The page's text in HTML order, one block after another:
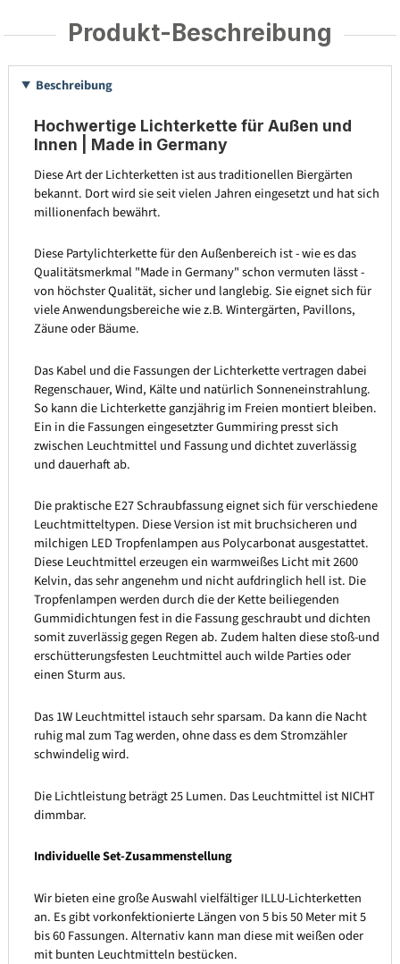
Produkt-Beschreibung
Beschreibung
Hochwertige Lichterkette für Außen und
Innen | Made in Germany
Diese Art der Lichterketten ist aus traditionellen Biergärten
bekannt. Dort wird sie seit vielen Jahren eingesetzt und hat sich
millionenfach bewährt.
Diese Partylichterkette für den Außenbereich ist - wie es das
Qualitätsmerkmal "Made in Germany" schon vermuten lässt -
von höchster Qualität, sicher und langlebig. Sie eignet sich für
viele Anwendungsbereiche wie z.B. Wintergärten, Pavillons,
Zäune oder Bäume.
Das Kabel und die Fassungen der Lichterkette vertragen dabei
Regenschauer, Wind, Kälte und natürlich Sonneneinstrahlung.
So kann die Lichterkette ganzjährig im Freien montiert bleiben.
Ein in die Fassungen eingesetzter Gummiring presst sich
zwischen Leuchtmittel und Fassung und dichtet zuverlässig
und dauerhaft ab.
Die praktische E27 Schraubfassung eignet sich für verschiedene
Leuchtmitteltypen. Diese Version ist mit bruchsicheren und
milchigen LED Tropfenlampen aus Polycarbonat ausgestattet.
Diese Leuchtmittel erzeugen ein warmweißes Licht mit 2600
Kelvin, das sehr angenehm und nicht aufdringlich hell ist. Die
Tropfenlampen werden durch die der Kette beiliegenden
Gummidichtungen fest in die Fassung geschraubt und dichten
somit zuverlässig gegen Regen ab. Zudem halten diese stoß-und
erschütterungsfesten Leuchtmittel auch wilde Parties oder
einen Sturm aus.
Das 1W Leuchtmittel istauch sehr sparsam. Da kann die Nacht
ruhig mal zum Tag werden, ohne dass es dem Stromzähler
schwindelig wird.
Die Lichtleistung beträgt 25 Lumen. Das Leuchtmittel ist NICHT
dimmbar.
Individuelle Set-Zusammenstellung
Wir bieten eine große Auswahl vielfältiger ILLU-Lichterketten
an. Es gibt vorkonfektionierte Längen von 5 bis 50 Meter mit 5
bis 60 Fassungen. Alternativ kann man diese mit weißen oder
mit bunten Leuchtmitteln bestücken.